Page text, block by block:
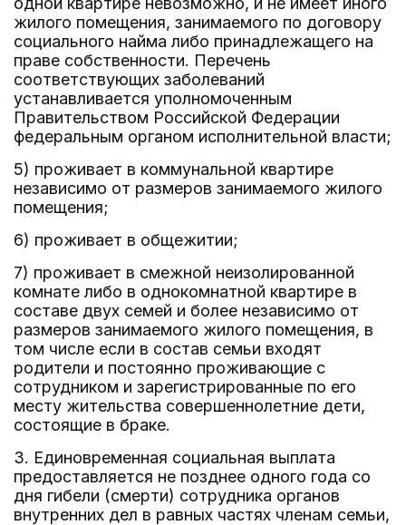
жилого помещения, занимаемого по договору
социального найма либо принадлежащего на
праве собственности. Перечень
соответствующих заболеваний
устанавливается уполномоченным
Правительством Российской Федерации
федеральным органом исполнительной власти;
5) проживает в коммунальной квартире
независимо от размеров занимаемого жилого
помещения;
6) проживает в общежитии;
7) проживает в смежной неизолированной
комнате либо в однокомнатной квартире в
составе двух семей и более независимо от
размеров занимаемого жилого помещения, в
том числе если в состав семьи входят
родители и постоянно проживающие с
сотрудником и зарегистрированные по его
месту жительства совершеннолетние дети,
состоящие в браке.
3. Единовременная социальная выплата
предоставляется не позднее одного года со
дня гибели (смерти) сотрудника органов
внутренних дел в равных частях членам семьи,